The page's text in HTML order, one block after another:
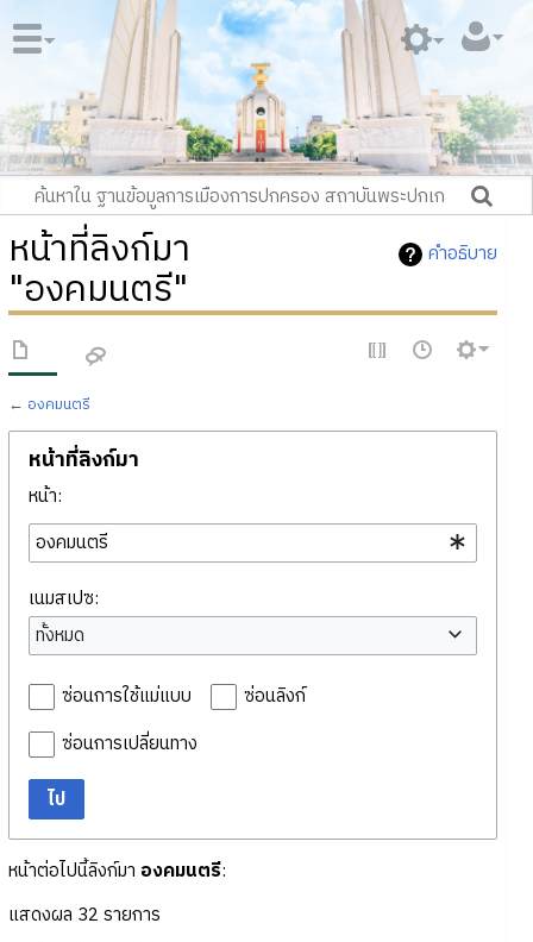
คำอธิบาย
หน้าที่ลิงก์มา
"องคมนตรี"
← องคมนตรี
หน้าที่ลิงก์มา
หน้า:
เนมสเปซ:
ทั้งหมด
ซ่อนการใช้แม่แบบ
ซ่อนลิงก์
ซ่อนการเปลี่ยนทาง
ไป
หน้าต่อไปนี้ลิงก์มา องคมนตรี:
แสดงผล 32 รายการ